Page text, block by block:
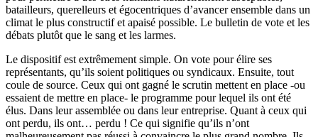
batailleurs, querelleurs et égocentriques d’avancer ensemble dans un
climat le plus constructif et apaisé possible. Le bulletin de vote et les
débats plutôt que le sang et les larmes.
Le dispositif est extrêmement simple. On vote pour élire ses
représentants, qu’ils soient politiques ou syndicaux. Ensuite, tout
coule de source. Ceux qui ont gagné le scrutin mettent en place -ou
essaient de mettre en place- le programme pour lequel ils ont été
élus. Dans leur assemblée ou dans leur entreprise. Quant à ceux qui
ont perdu, ils ont… perdu ! Ce qui signifie qu’ils n’ont